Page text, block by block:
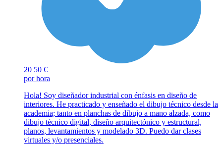
20 50 €
por hora
Hola! Soy diseñador industrial con énfasis en diseño de
interiores. He practicado y enseñado el dibujo técnico desde la
academia; tanto en planchas de dibujo a mano alzada, como
dibujo técnico digital, diseño arquitectónico y estructural,
planos, levantamientos y modelado 3D. Puedo dar clases
virtuales y/o presenciales.